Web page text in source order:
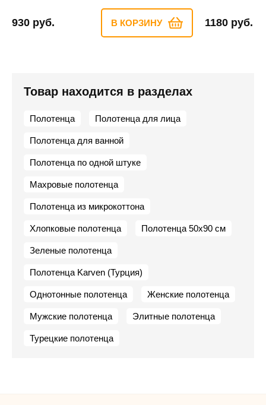
930 руб. В КОРЗИНУ 1180 руб.
Товар находится в разделах
Полотенца Полотенца для лица
Полотенца для ванной
Полотенца по одной штуке
Махровые полотенца
Полотенца из микрокоттона
Хлопковые полотенца Полотенца 50х90 см
Зеленые полотенца
Полотенца Karven (Турция)
Однотонные полотенца Женские полотенца
Мужские полотенца Элитные полотенца
Турецкие полотенца